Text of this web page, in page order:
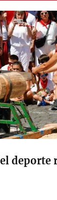
deporte